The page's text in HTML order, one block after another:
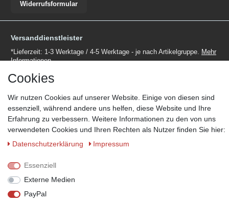
Widerrufsformular
Versanddienstleister
*Lieferzeit: 1-3 Werktage / 4-5 Werktage - je nach Artikelgruppe. Mehr
Informationen
Zahlungsmöglichkeiten
Zahlungsarten auszuschließen.Mehr Informationen
© Copyright 2026 Marabella´s | Alle Rechte vorbehalten. | Grundpreise
Cookies
Wir nutzen Cookies auf unserer Website. Einige von diesen sind
essenziell, während andere uns helfen, diese Website und Ihre
Erfahrung zu verbessern. Weitere Informationen zu den von uns
verwendeten Cookies und Ihren Rechten als Nutzer finden Sie hier:
Daten­schutz­erklärung
Impressum
Essenziell
Externe Medien
PayPal